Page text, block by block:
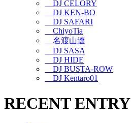
DJ CELORY
DJ KEN-BO
DJ SAFARI
ChiyoTia
名渡山遼
DJ SASA
DJ HIDE
DJ BUSTA-ROW
DJ Kentaro01
RECENT ENTRY